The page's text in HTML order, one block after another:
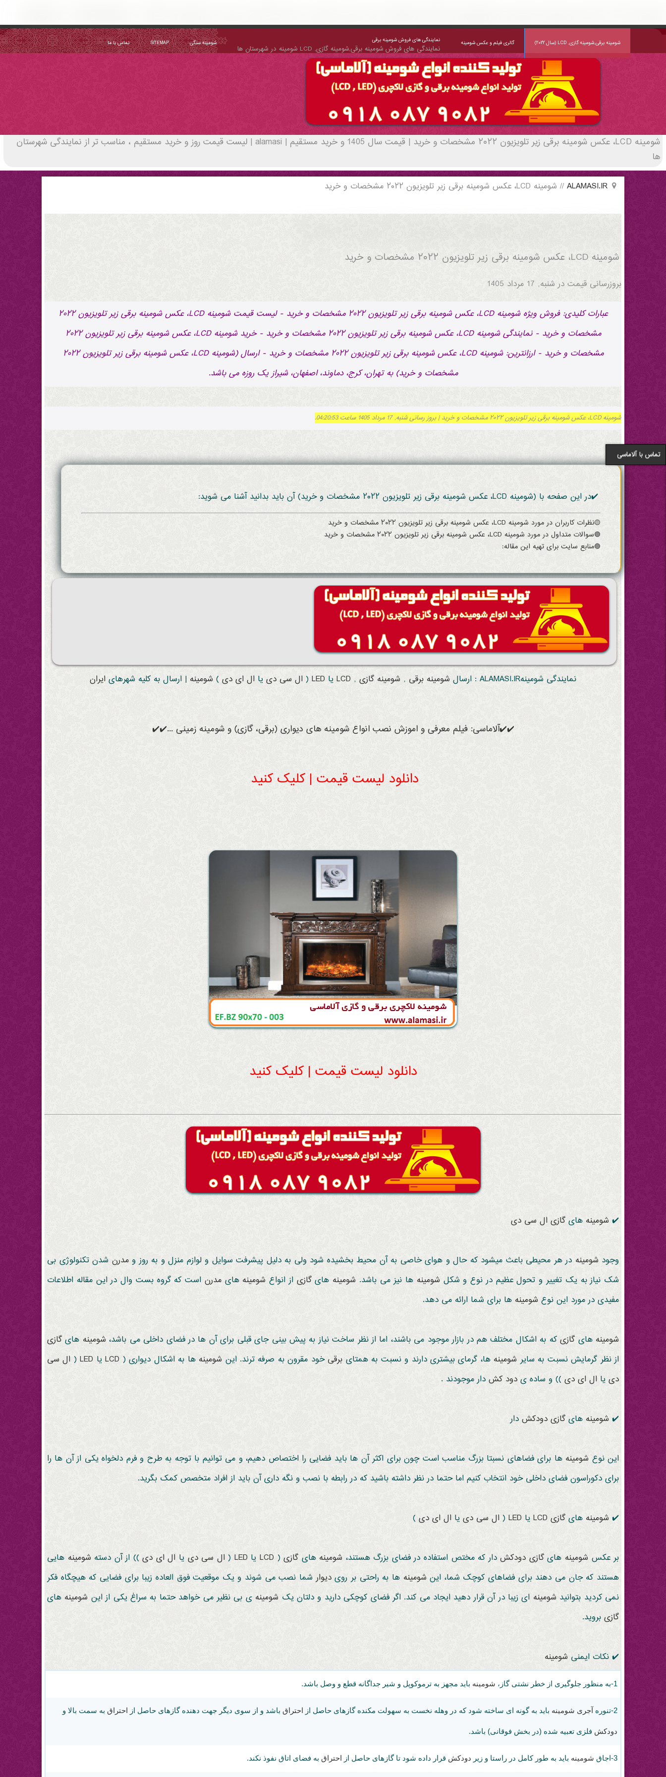
شومینه برقی,شومینه گازی, LCD (سال ۲۰۲۲) گالری فیلم و عکس شومینه نمایندگی های فروش شومینه برقی
نمایندگی های فروش شومینه برقی,شومینه گازی, LCD شومینه در شهرستان ها
شومینه سنگی SITEMAP تماس با ما
شومینه LCD، عکس شومینه برقی زیر تلویزیون ۲۰۲۲ مشخصات و خرید | قیمت سال 1405 و خرید مستقیم | alamasi | لیست قیمت روز و خرید مستقیم ، مناسب تر از نمایندگی شهرستان
ها
ALAMASI.IR
// شومینه LCD، عکس شومینه برقی زیر تلویزیون ۲۰۲۲ مشخصات و خرید
شومینه LCD، عکس شومینه برقی زیر تلویزیون ۲۰۲۲ مشخصات و خرید
بروزرسانی قیمت در شنبه, 17 مرداد 1405
عبارات کلیدی: فروش ویژه شومینه LCD، عکس شومینه برقی زیر تلویزیون ۲۰۲۲ مشخصات و خرید - لیست قیمت شومینه LCD، عکس شومینه برقی زیر تلویزیون ۲۰۲۲
مشخصات و خرید - نمایندگی شومینه LCD، عکس شومینه برقی زیر تلویزیون ۲۰۲۲ مشخصات و خرید - خرید شومینه LCD، عکس شومینه برقی زیر تلویزیون ۲۰۲۲
مشخصات و خرید - ارزانترین: شومینه LCD، عکس شومینه برقی زیر تلویزیون ۲۰۲۲ مشخصات و خرید - ارسال (شومینه LCD، عکس شومینه برقی زیر تلویزیون ۲۰۲۲
مشخصات و خرید) به تهران، کرج، دماوند، اصفهان، شیراز یک روزه می باشد.
شومینه LCD، عکس شومینه برقی زیر تلویزیون ۲۰۲۲ مشخصات و خرید | بروز رسانی شنبه, 17 مرداد 1405 ساعت 04:20:53.
✔️در این صفحه با (شومینه LCD، عکس شومینه برقی زیر تلویزیون ۲۰۲۲ مشخصات و خرید) آن باید بدانید آشنا می شوید:
🟡نظرات کاربران در مورد شومینه LCD، عکس شومینه برقی زیر تلویزیون ۲۰۲۲ مشخصات و خرید
🟢سوالات متداول در مورد شومینه LCD، عکس شومینه برقی زیر تلویزیون ۲۰۲۲ مشخصات و خرید
🟣منابع سایت برای تهیه این مقاله:
نمایندگی شومینهALAMASI.IR : ارسال شومینه برقی , شومینه گازی ,
LCD یا LED
( ال سی دی یا ال ای دی ) شومینه | ارسال به کلیه شهرهای ایران
✔️✔️آلاماسی: فیلم معرفی و اموزش نصب انواع شومینه های دیواری (برقی، گازی) و شومینه زمینی ...✔️✔️
دانلود لیست قیمت | کلیک کنید
دانلود لیست قیمت | کلیک کنید
✔️ شومینه های گازی ال سی دی
وجود شومینه در هر محیطی باعث میشود که حال و هوای خاصی به آن محیط بخشیده شود ولی به دلیل پیشرفت سوایل و لوازم منزل و به روز ومدرن شدن تکنولوژی بی
شک نیاز به یک تغییر و تحول عظیم در نوع و شکلشومینه ها نیز می باشد. شومینه هایگازی از انواع شومینه هایمدرن است که گروه بست وال در این مقاله اطلاعات
مفیدی در مورد این نوع شومینه ها برای شما ارائه می دهد.
شومینه های گازیکه به اشکال مختلف هم در بازار موجود می باشند، اما از نظر ساخت نیاز به پیش بینی جای قبلی برای آن ها در فضای داخلی می باشد، شومینه های گازی
از نظر گرمایش نسبت به سایر شومینه ها، گرمای بیشتری دارند و نسبت به همتای برقی خود مقرون به صرفه ترند. این شومینه ها به اشکال دیواری ( LCDیا LED
( ال سی
دی یا ال ای دی )) و ساده ی دود کش دار موجودند .
✔️ شومینه های گازی دودکش دار
این نوع شومینه ها برای فضاهای نسبتا بزرگ مناسب است چون برای اکثر آن ها باید فضایی را اختصاص دهیم، و می توانیم با توجه به طرح و فرم دلخواه یکی از آن ها را
برای دکوراسون فضای داخلی خود انتخاب کنیم اما حتما در نظر داشته باشید که در رابطه با نصب و نگه داری آن باید از افراد متخصص کمک بگرید.
✔️ شومینه های گازی LCD یا LED
( ال سی دی یا ال ای دی )
بر عکس شومینه هایگازی دودکشدار که مختص استفاده در فضای بزرگ هستند، شومینه های گازی(
LCD یا LED
(ال سی دی یا ال ای دی)) از آن دستهشومینه هایی
هستند که جان می دهند برای فضاهای کوچک شما، این شومینه ها به راحتی بر رویدیوارشما نصب می شوند و یک موقعیت فوق العاده زیبا برای فضایی که هیچگاه فکر
نمی کردید بتوانیدشومینه ای زیبا در آن قرار دهید ایجاد می کند. اگر فضای کوچکی دارید و دلتان یک شومینه ی بی نظیر می خواهد حتما به سراغ یکی از این شومینه های
گازی بروید.
✔️ نکات ایمنی شومینه
1-به منظور جلوگیری از خطر نشتی گاز، شومینه باید مجهز به ترموکوپل و شیر جداگانه قطع و وصل باشد.
2- تنوره آجری شومینه باید به گونه ای ساخته شود که در وهله نخست به سهولت مکنده گازهای حاصل از احتراق باشد و از سوی دیگر جهت دهنده گازهای حاصل از احتراق به سمت بالا و
دودکش فلزی تعبیه شده (در بخش فوقانی) باشد.
3-اجاق شومینه باید به طور کامل در راستا و زیر دودکش قرار داده شود تا گازهای حاصل از احتراق به فضای اتاق نفوذ نکند.
تماس با آلاماسی